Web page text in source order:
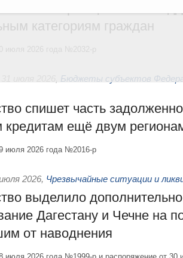
мер социальной
категориям граждан
Бюджеты субъектов
спишет часть
ещё двум
июля 2026 года №2016-р
2026, Чрезвычайные ситуации и
выделило
Дагестану и Чечне на
от наводнения